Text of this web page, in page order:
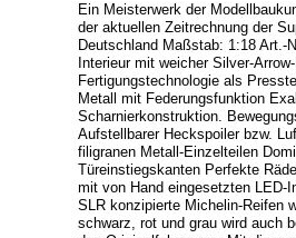
Ein Meisterwerk der
der aktuellen Zeitrechnung der
Deutschland Maßstab: 1:18 Art.-
Interieur mit weicher Silver-
Fertigungstechnologie als
Metall mit Federungsfunktion
Scharnierkonstruktion.
Aufstellbarer Heckspoiler bzw.
filigranen Metall-Einzelteilen
Türeinstiegskanten Perfekte
mit von Hand eingesetzten LED-
SLR konzipierte Michelin-Reifen
schwarz, rot und grau wird auch